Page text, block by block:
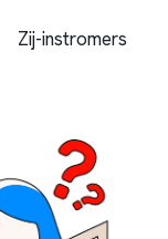
Zij-instromers